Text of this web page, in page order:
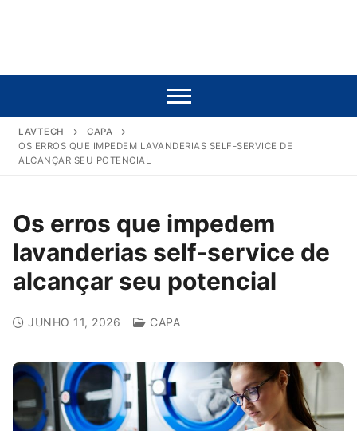
LAVTECH
CAPA
OS ERROS QUE IMPEDEM LAVANDERIAS SELF-SERVICE DE
ALCANÇAR SEU POTENCIAL
Os erros que impedem
lavanderias self-service de
alcançar seu potencial
JUNHO 11, 2026 CAPA